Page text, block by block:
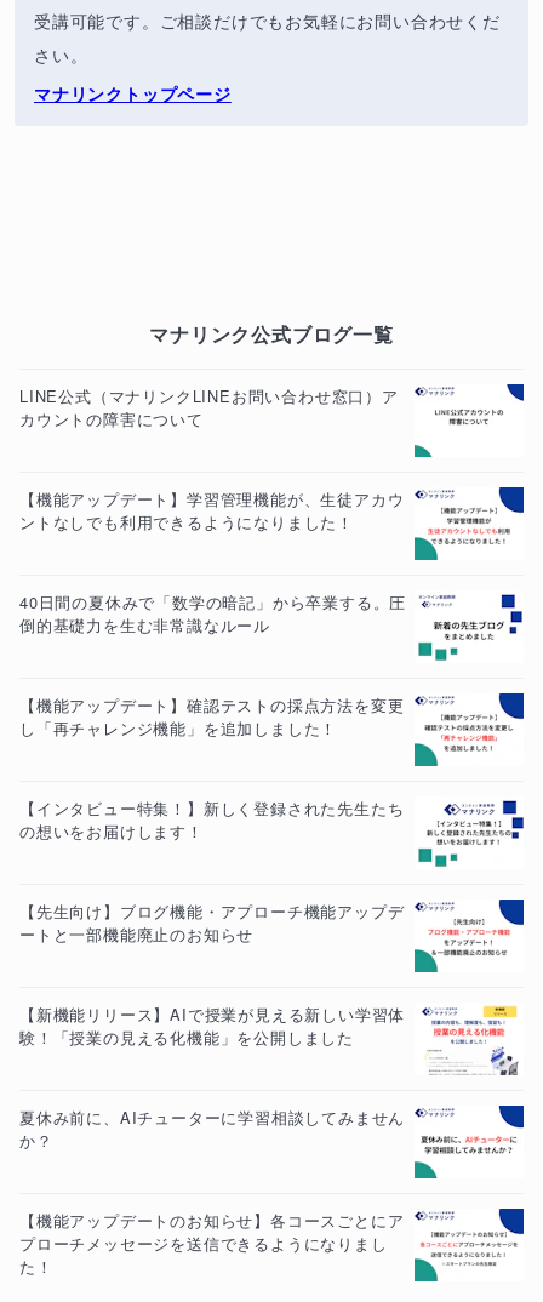
受講可能です。ご相談だけでもお気軽にお問い合わせくだ
さい。
マナリンクトップページ
マナリンク公式ブログ一覧
LINE公式（マナリンクLINEお問い合わせ窓口）ア
カウントの障害について
【機能アップデート】学習管理機能が、生徒アカウ
ントなしでも利用できるようになりました！
40日間の夏休みで「数学の暗記」から卒業する。圧
倒的基礎力を生む非常識なルール
【機能アップデート】確認テストの採点方法を変更
し「再チャレンジ機能」を追加しました！
【インタビュー特集！】新しく登録された先生たち
の想いをお届けします！
【先生向け】ブログ機能・アプローチ機能アップデ
ートと一部機能廃止のお知らせ
【新機能リリース】AIで授業が見える新しい学習体
験！「授業の見える化機能」を公開しました
夏休み前に、AIチューターに学習相談してみません
か？
【機能アップデートのお知らせ】各コースごとにア
プローチメッセージを送信できるようになりまし
た！